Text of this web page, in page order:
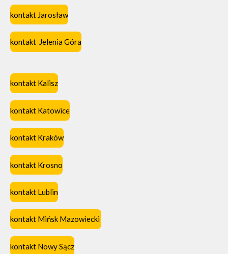
kontakt Jarosław
kontakt Jelenia Góra
kontakt Kalisz
kontakt Katowice
kontakt Kraków
kontakt Krosno
kontakt Lublin
kontakt Mińsk Mazowiecki
kontakt Nowy Sącz